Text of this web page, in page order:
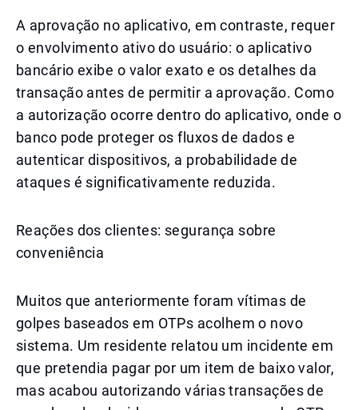
A aprovação no aplicativo, em contraste, requer
o envolvimento ativo do usuário: o aplicativo
bancário exibe o valor exato e os detalhes da
transação antes de permitir a aprovação. Como
a autorização ocorre dentro do aplicativo, onde o
banco pode proteger os fluxos de dados e
autenticar dispositivos, a probabilidade de
ataques é significativamente reduzida.
Reações dos clientes: segurança sobre
conveniência
Muitos que anteriormente foram vítimas de
golpes baseados em OTPs acolhem o novo
sistema. Um residente relatou um incidente em
que pretendia pagar por um item de baixo valor,
mas acabou autorizando várias transações de